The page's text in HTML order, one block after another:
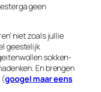
geen
niet zoals jullie
geestelijk
sokken-
En brengen
(googel maar eens